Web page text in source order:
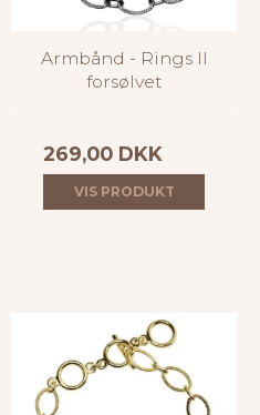
Armbånd - Rings II
forsølvet
269,00 DKK
VIS PRODUKT